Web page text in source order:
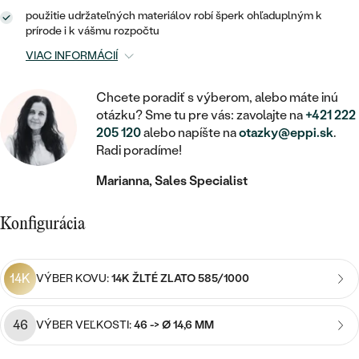
RUČNE RYTÉ
S VÝPLŇOU
PODĽA CENY
CENOVO DOSTUPNÉ
ZAČAŤ S LABGROWN DIAMANTOM
PODĽA DRAHOKAMU
DIAMANT
FAREBNÝ DIAMANT
ČIERNY DIAMANT
DETSKÉ ŠPERKY
BROŠNE
DOPLNKY
PODĽA MATERIÁLU
STRIEBORNÉ
PLATINOVÉ
PODĽA DRAHOKAMU
S DIAMANTMI
DETSKÉ
PIERCING
PODĽA DRAHOKAMU
S DIAMANTMI
S DRAHOKAMAMI
S PERLAMI
PODĽA CENY
CENOVO DOSTUPNÉ
LUXUSNÉ
MEDAILÓNY
RETIAZKY
V TVARE SRDCA
SO ZVIERATAMI
S DIAMANTMI
S DRAHOKAMAMI
S PERLAMI
PEČATNÉ
PODĽA DRAHOKAMU
S DIAMANTMI
PODĽA CENY
CENOVO DOSTUPNÉ
použitie udržateľných materiálov robí šperk ohľaduplným k
prírode i k vášmu rozpočtu
VIAC INFORMÁCIÍ
Chcete poradiť s výberom, alebo máte inú
otázku? Sme tu pre vás: zavolajte na+421 222
205 120alebo napíšte naotazky@eppi.sk.
Radi poradíme!
Marianna, Sales Specialist
Konfigurácia
14K VÝBER KOVU:14K ŽLTÉ ZLATO 585/1000
46 VÝBER VEĽKOSTI:46 -> Ø 14,6 MM